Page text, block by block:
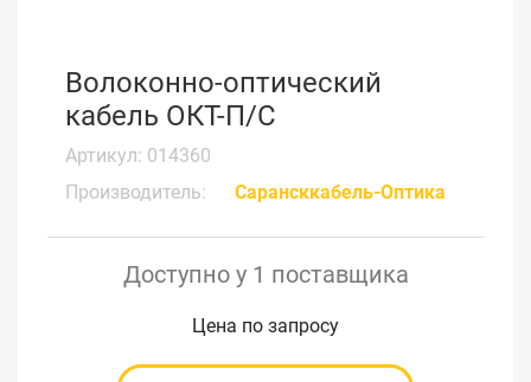
Волоконно-оптический
кабель ОКТ-П/С
Артикул: 014360
Производитель:
Сарансккабель-Оптика
Доступно у 1 поставщика
Цена по запросу